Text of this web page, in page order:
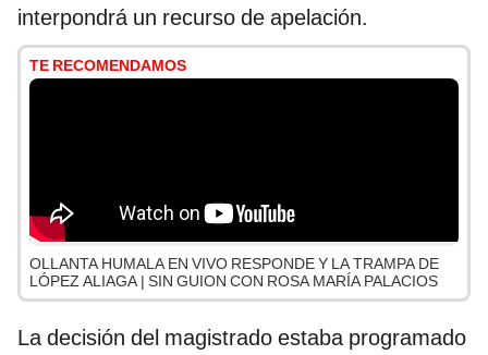
interpondrá un recurso de apelación.
TE RECOMENDAMOS
OLLANTA HUMALA EN VIVO RESPONDE Y LA TRAMPA DE
LÓPEZ ALIAGA | SIN GUION CON ROSA MARÍA PALACIOS
La decisión del magistrado estaba programado